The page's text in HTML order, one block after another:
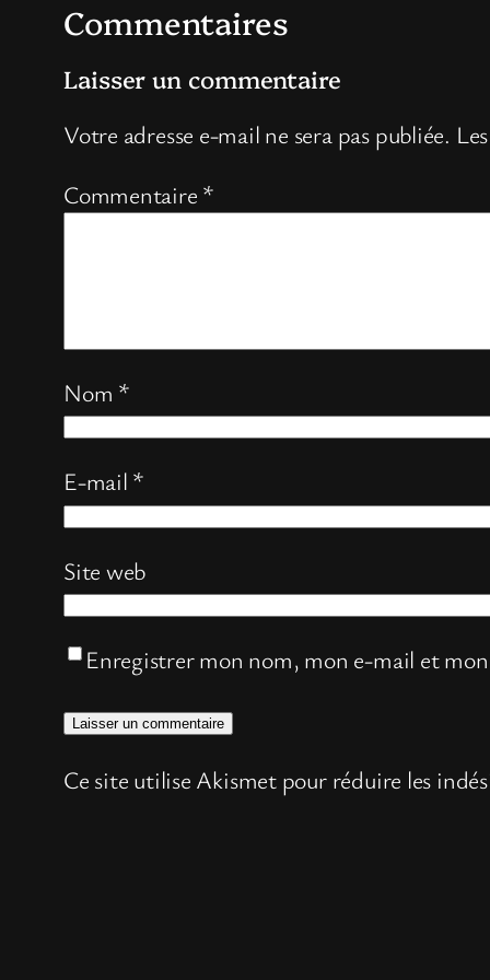
Commentaires
Laisser un commentaire
Votre adresse e-mail ne sera pas publiée.
Commentaire *
Nom *
E-mail *
Site web
Enregistrer mon nom, mon e-mail et
Ce site utilise Akismet pour réduire les